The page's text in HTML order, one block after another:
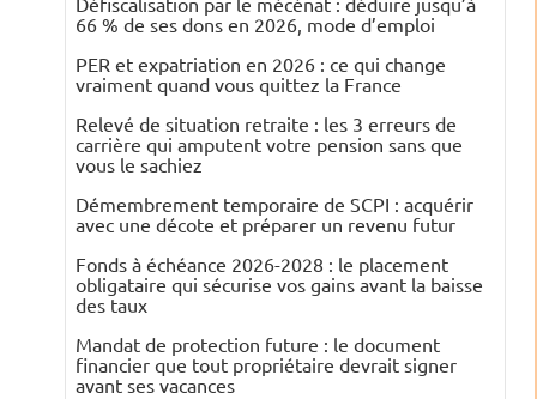
66 % de ses dons en 2026, mode d’emploi
PER et expatriation en 2026 : ce qui change
vraiment quand vous quittez la France
Relevé de situation retraite : les 3 erreurs de
carrière qui amputent votre pension sans que
vous le sachiez
Démembrement temporaire de SCPI : acquérir
avec une décote et préparer un revenu futur
Fonds à échéance 2026-2028 : le placement
obligataire qui sécurise vos gains avant la baisse
des taux
Mandat de protection future : le document
financier que tout propriétaire devrait signer
avant ses vacances